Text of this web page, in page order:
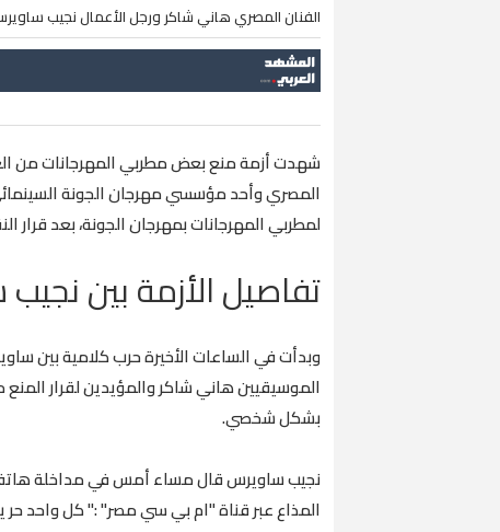
الفنان المصري هاني شاكر ورجل الأعمال نجيب
شهدت أزمة منع بعض مطربي المهرجانات من
المصري وأحد مؤسسي مهرجان الجونة
لمطربي المهرجانات بمهرجان الجونة، بعد قرار
تفاصيل الأزمة بين
وبدأت في الساعات الأخيرة حرب كلامية بين
الموسيقيين هاني شاكر والمؤيدين لقرار
بشكل شخصي.
نجيب ساويرس قال مساء أمس في مداخلة
المذاع عبر قناة "ام بي سي مصر" :" كل واحد